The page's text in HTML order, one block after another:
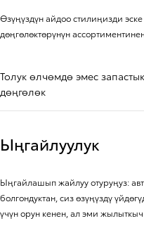
Өзүңүздүн айдоо стилиңизди
дөңгөлөктөрүнүн
Толук өлчөмдө эмес запастык
дөңгөлөк
Ыңгайлуулук
Ыңгайлашып жайлуу отуруңуз:
болгондуктан, сиз өзүңүздү
үчүн орун кенен, ал эми